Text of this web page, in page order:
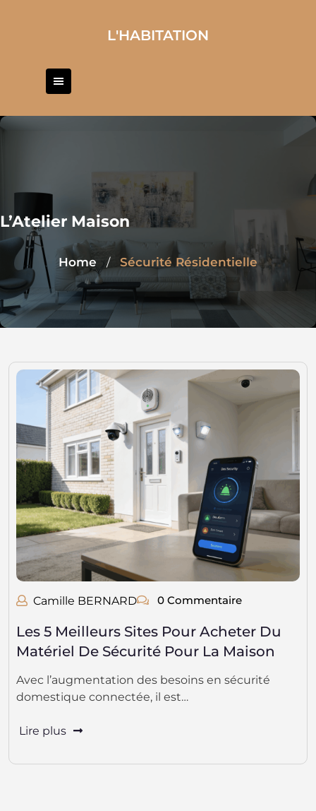
L'HABITATION
L’Atelier Maison
Home / Sécurité Résidentielle
Camille BERNARD 0 Commentaire
Les 5 Meilleurs Sites Pour Acheter Du
Matériel De Sécurité Pour La Maison
Avec l’augmentation des besoins en sécurité
domestique connectée, il est…
Lire plus